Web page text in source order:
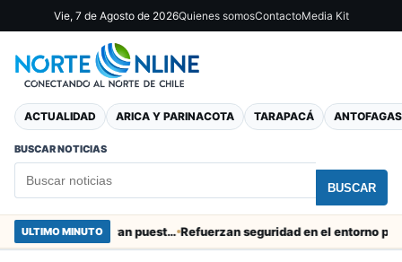
Vie, 7 de Agosto de 2026Quienes somosContactoMedia Kit
ACTUALIDAD ARICA Y PARINACOTA TARAPACÁ
BUSCAR NOTICIAS
BUSCAR
ULTIMO MINUTO Obras de Aguas del Altiplano en Arica generan puestos de trabajo Refuerzan seguridad en el entorno portuario